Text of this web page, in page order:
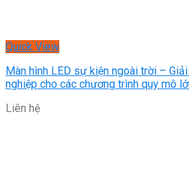
Quick View
Màn hình LED sự kiện ngoài trời –
nghiệp cho các chương trình quy mô
Liên hệ